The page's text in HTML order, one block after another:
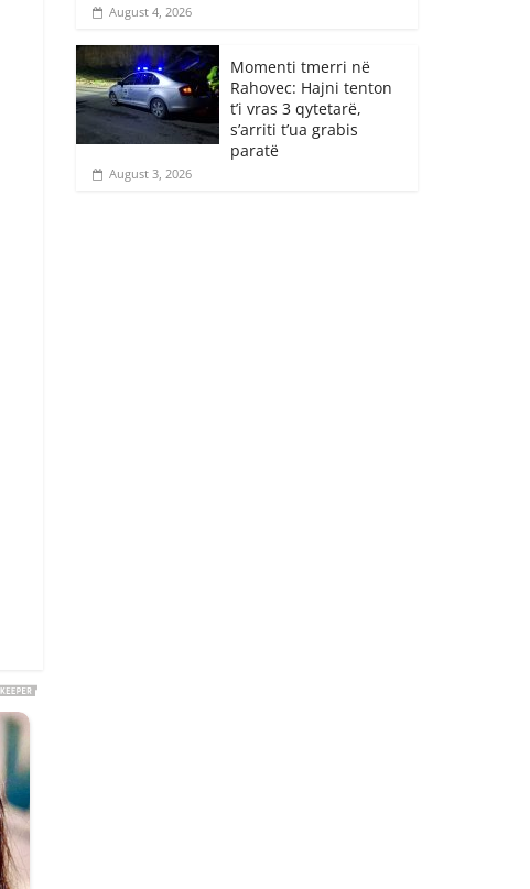
August 4, 2026
Momenti tmerri në
Rahovec: Hajni tenton
t’i vras 3 qytetarë,
s’arriti t’ua grabis
paratë
August 3, 2026